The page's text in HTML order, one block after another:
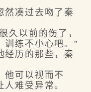
凑过去吻了秦
以前的伤了，
训练不小心吧。”
历的那些，秦
可以视而不
难受异常。